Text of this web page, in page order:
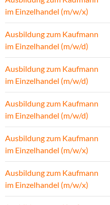
im Einzelhandel (m/w/x)
Ausbildung zum Kaufmann
im Einzelhandel (m/w/d)
Ausbildung zum Kaufmann
im Einzelhandel (m/w/d)
Ausbildung zum Kaufmann
im Einzelhandel (m/w/d)
Ausbildung zum Kaufmann
im Einzelhandel (m/w/x)
Ausbildung zum Kaufmann
im Einzelhandel (m/w/x)